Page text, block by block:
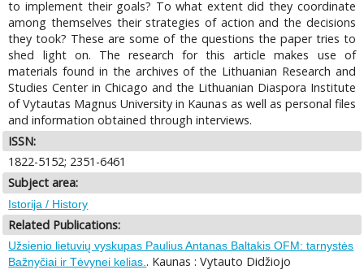
to implement their goals? To what extent did they coordinate
among themselves their strategies of action and the decisions
they took? These are some of the questions the paper tries to
shed light on. The research for this article makes use of
materials found in the archives of the Lithuanian Research and
Studies Center in Chicago and the Lithuanian Diaspora Institute
of Vytautas Magnus University in Kaunas as well as personal files
and information obtained through interviews.
ISSN:
1822-5152; 2351-6461
Subject area:
Istorija / History
Related Publications:
Užsienio lietuvių vyskupas Paulius Antanas Baltakis OFM: tarnystės
Bažnyčiai ir Tėvynei kelias.. Kaunas : Vytauto Didžiojo